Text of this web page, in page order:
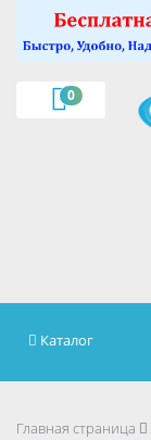
0
Каталог
Главная страница